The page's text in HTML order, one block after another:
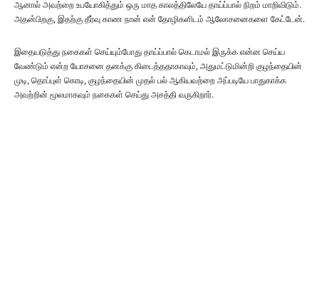
ஆனால் அவற்றை உபயோகித்தும் ஒரு மாத காலத்திலேயே தாய்ப்பால் நிறம் மாறிவிடும்.
அதன்பிறகு, இதற்கு தீர்வு காண நான் என் தோழிகளிடம் ஆலோசனைகளை கேட்டேன்.
இதையடுத்து நகைகள் செய்யும்போது தாய்ப்பால் கெடாமல் இருக்க என்ன செய்ய
வேண்டும் என்ற யோசனை தனக்கு கிடைத்ததாகாவும், அதுமட்டுமின்றி குழந்தையின்
முடி, தொப்புள் கொடி, குழந்தையின் முதல் பல் ஆகியவற்றை அப்படியே பாதுகாக்க
அவற்றின் மூலமாகவும் நகைகள் செய்து அசத்தி வருகிறார்.